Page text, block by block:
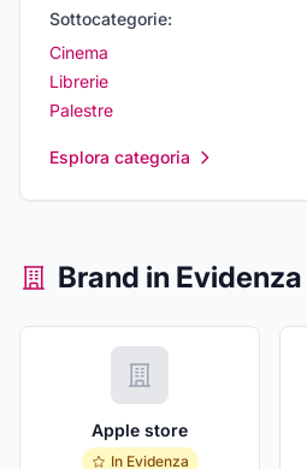
Sottocategorie:
Cinema
Librerie
Palestre
Esplora categoria
Brand in Evidenza
Apple store
In Evidenza